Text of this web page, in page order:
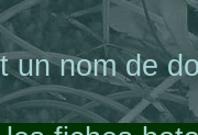
un nom de